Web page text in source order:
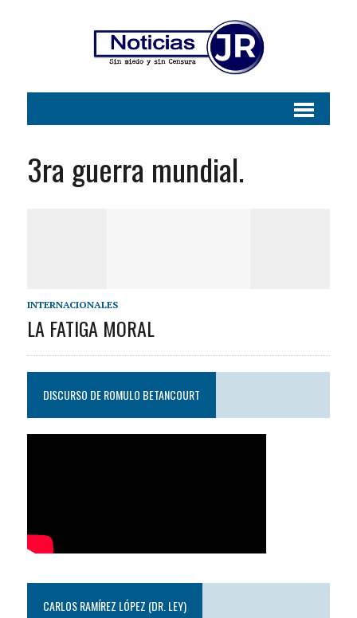
3ra guerra mundial.
INTERNACIONALES
LA FATIGA MORAL
DISCURSO DE ROMULO BETANCOURT
CARLOS RAMÍREZ LÓPEZ (DR. LEY)